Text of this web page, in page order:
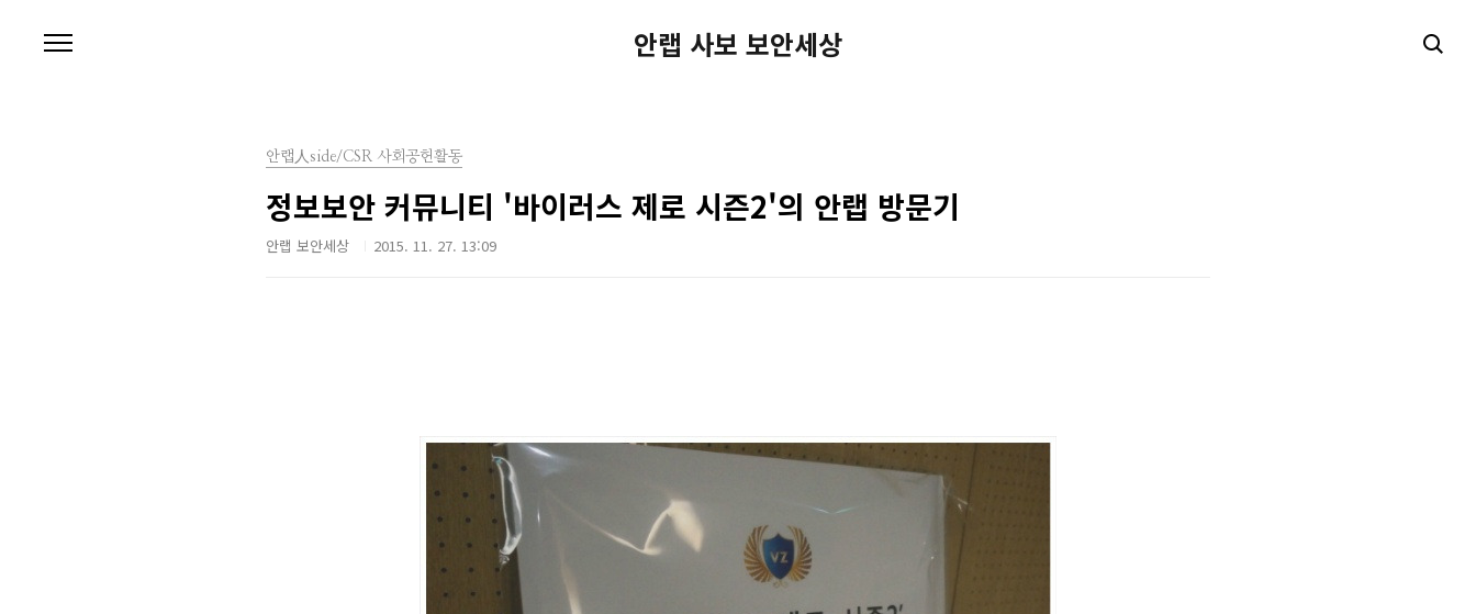
안랩 사보 보안세상
안랩人side/CSR 사회공헌활동
정보보안 커뮤니티 '바이러스 제로 시즌2'의 안랩 방문기
안랩 보안세상 2015. 11. 27. 13:09